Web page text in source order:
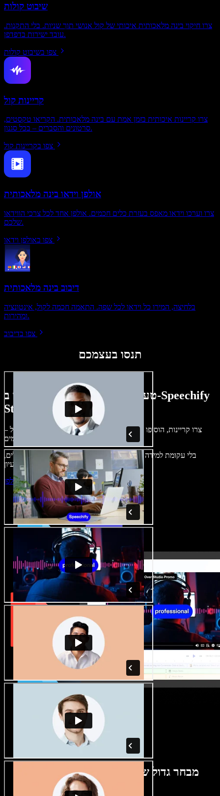
שיבוט קולות
צרו חיקוי בינה מלאכותית איכותי של קול אנושי תוך שניות. בלי התקנות.
עובד ישירות בדפדפן.
צפו בשיבוט קולות
קריינות קול
צרו קריינות איכותית בזמן אמת עם בינה מלאכותית. הקריאו טקסטים,
סרטונים והסברים – בכל סגנון.
צפו בקריינות קול
אולפן וידאו בינה מלאכותית
צרו וערכו וידאו מאפס בעזרת כלים חכמים. אולפן אחד לכל צרכי הווידאו
שלכם.
צפו באולפן וידאו
דיבוב בינה מלאכותית
בלחיצה, המירו כל וידאו לכל שפה. התאמה חכמה לקול, אינטונציה
ומהירות.
צפו בדיבוב
תנסו בעצמכם
טעימה קטנה ממה שתוכלו ליצור ב-Speechify
Studio.
צרו קריינות, הוסיפו תמונות ללא זכויות, אודיו, סרטונים ושיבוט קול –
בלי עקומת למידה – הכול זמין בדפדפן. יוצרי תוכן כבר לא מוגבלים,
התחילו ליצור באולפן
מבחר גדול של קולות נשים וגברים במגוון
מבטאים